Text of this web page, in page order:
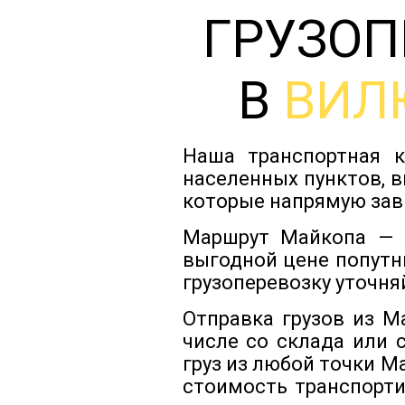
В
Наша транспортная
населенных пунктов,
которые напрямую
Маршрут Майкопа —
выгодной цене
грузоперевозку
Отправка грузов из
числе со склада или
груз из любой точки
стоимость